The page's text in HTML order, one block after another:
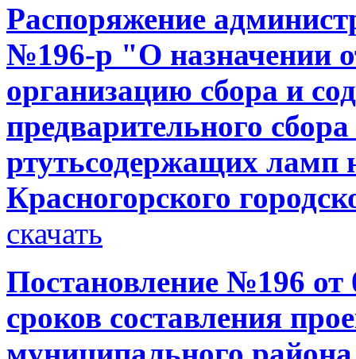
Распоряжение
№196-р "О назначении
организацию сбора и
предварительного
ртутьсодержащих ламп
Красногорского
скачать
Постановление №196 от
сроков составления